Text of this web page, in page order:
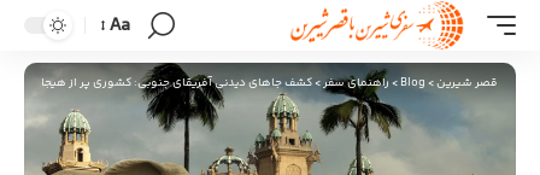
Aa
قصر شیرین>
Blog
>راهنمای سفر>کشف جاهای دیدنی آفریقای جنوبی: کشوری پر از هیجان‌انگیز